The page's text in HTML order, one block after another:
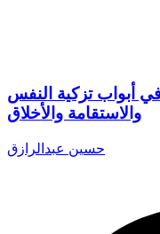
في أبواب تزكية النفس
والاستقامة والأخلاق
حسين عبدالرازق